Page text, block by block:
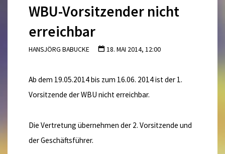
WBU-Vorsitzender nicht
erreichbar
HANSJÖRG BABUCKE 18. MAI 2014, 12:00
Ab dem 19.05.2014 bis zum 16.06. 2014 ist der 1.
Vorsitzende der WBU nicht erreichbar.
Die Vertretung übernehmen der 2. Vorsitzende und
der Geschäftsführer.